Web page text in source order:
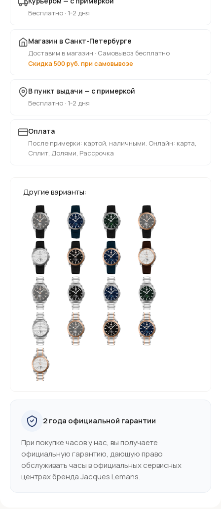
Бесплатно · 1-2 дня
Магазин в Санкт-Петербурге
Доставим в магазин · Самовывоз бесплатно
Скидка 500 руб. при самовывозе
В пункт выдачи — с примеркой
Бесплатно · 1-2 дня
Оплата
После примерки: картой, наличными. Онлайн: карта,
Сплит, Долями, Рассрочка
Другие варианты:
2 года официальной гарантии
При покупке часов у нас, вы получаете
официальную гарантию, дающую право
обслуживать часы в официальных сервисных
центрах бренда Jacques Lemans.